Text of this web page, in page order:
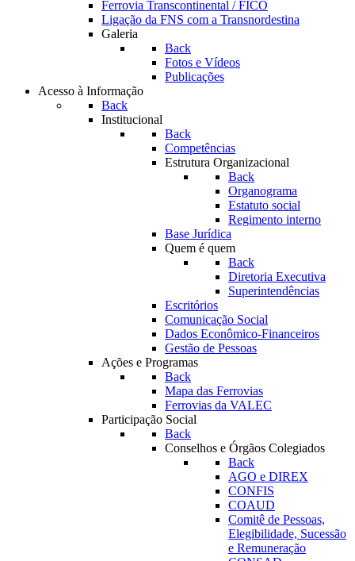
Ferrovia Transcontinental / FICO
Ligação da FNS com a Transnordestina
Galeria
Back
Fotos e Vídeos
Publicações
Acesso à Informação
Back
Institucional
Back
Competências
Estrutura Organizacional
Back
Organograma
Estatuto social
Regimento interno
Base Jurídica
Quem é quem
Back
Diretoria Executiva
Superintendências
Escritórios
Comunicação Social
Dados Econômico-Financeiros
Gestão de Pessoas
Ações e Programas
Back
Mapa das Ferrovias
Ferrovias da VALEC
Participação Social
Back
Conselhos e Órgãos Colegiados
Back
AGO e DIREX
CONFIS
COAUD
Comitê de Pessoas,
Elegibilidade, Sucessão
e Remuneração